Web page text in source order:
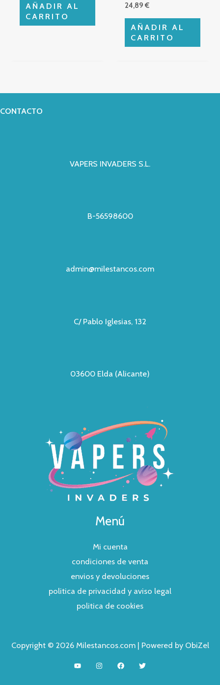
AÑADIR AL
CARRITO
24,89€
AÑADIR AL
CARRITO
CONTACTO
VAPERS INVADERS S.L.
B-56598600
admin@milestancos.com
C/ Pablo Iglesias, 132
03600 Elda (Alicante)
Menú
Mi cuenta
condiciones de venta
envios y devoluciones
politica de privacidad y aviso legal
politica de cookies
Copyright © 2026 Milestancos.com | Powered by ObiZel